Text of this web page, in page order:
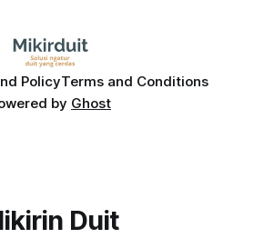
PolicyTerms and Conditions
by Ghost
Duit